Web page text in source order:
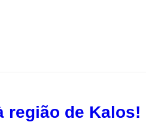
região de Kalos!